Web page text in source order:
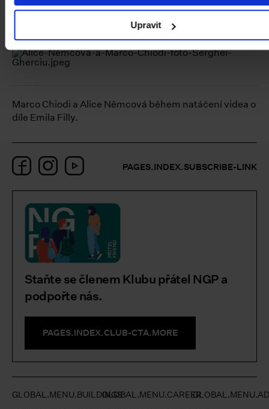
Upravit
díla Milana Kunce nazvaného Contemporary
Marco Chiodi a Alice Němcová během natáčení videa o
díle Emila Filly.
Facebook
Instagram
YouTubePAGES.INDEX.SUBSCRIBE-LINK
Staňte se členem Klubu přátel NGP a
podpořte nás.
PAGES.INDEX.CLUB-CTA.MORE
GLOBAL.MENU.BUILDINGSGLOBAL.MENU.CAREER